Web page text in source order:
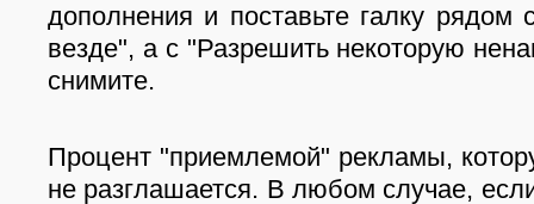
дополнения и поставьте галку рядом
везде", а с "Разрешить некоторую
снимите.
Процент "приемлемой" рекламы,
не разглашается. В любом случае,